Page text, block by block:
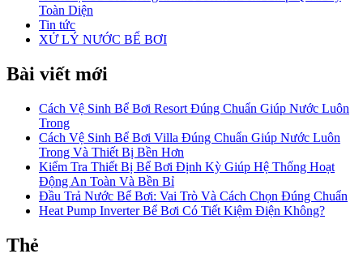
Toàn Diện
Tin tức
XỬ LÝ NƯỚC BỂ BƠI
Bài viết mới
Cách Vệ Sinh Bể Bơi Resort Đúng Chuẩn Giúp Nước Luôn
Trong
Cách Vệ Sinh Bể Bơi Villa Đúng Chuẩn Giúp Nước Luôn
Trong Và Thiết Bị Bền Hơn
Kiểm Tra Thiết Bị Bể Bơi Định Kỳ Giúp Hệ Thống Hoạt
Động An Toàn Và Bền Bỉ
Đầu Trả Nước Bể Bơi: Vai Trò Và Cách Chọn Đúng Chuẩn
Heat Pump Inverter Bể Bơi Có Tiết Kiệm Điện Không?
Thẻ